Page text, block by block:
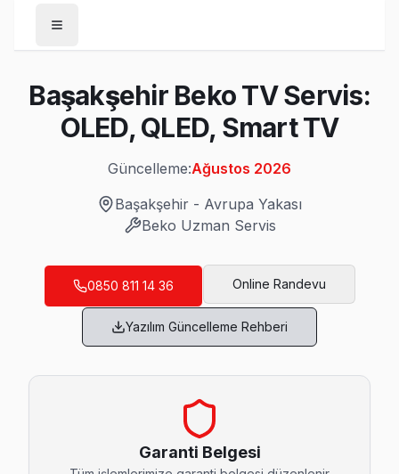
/Başakşehir
Beko
Son Güncelleme:Ağustos 2026
Başakşehir'da Mahalle Mahalle Beko TV
Altınşehir Beko Servis
Altınşehir'deki Beko TV sahiplerinin yüzde sekseni
Bahçeşehir 1. Kısım Beko Servis
Bahçeşehir 1. Kısım mahallesinde Beko TV arızaları için
Beko Servis Merkezi →
Başakşehir Beko TV Servis:
OLED, QLED, Smart TV
Güncelleme:Ağustos 2026
Başakşehir - Avrupa Yakası
Beko Uzman Servis
0850 811 14 36 Online Randevu
Yazılım Güncelleme Rehberi
Garanti Belgesi